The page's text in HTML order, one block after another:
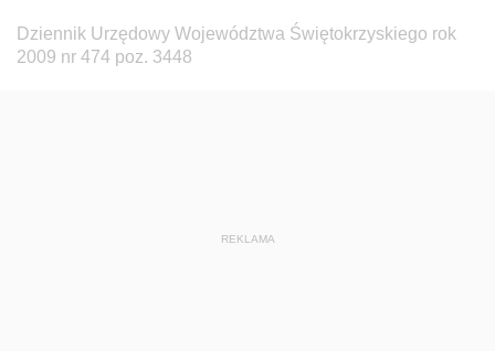
Dziennik Urzędowy Ministra Administracji i Cyfryzacji
Dziennik Urzędowy Głównego Inspektora Ochrony
Dziennik Urzędowy Ministra Budownictwa i Przemysłu
Dziennik Urzędowy Województwa Świętokrzyskiego rok
2009 nr 474 poz. 3448
REKLAMA